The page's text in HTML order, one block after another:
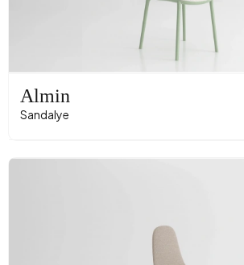
Almin
Sandalye